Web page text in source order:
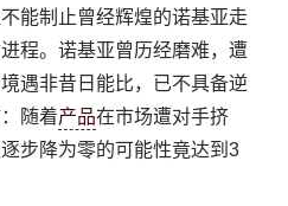
能制止曾经辉煌的诺基亚走
程。诺基亚曾历经磨难，遭
遇非昔日能比，已不具备逆
随着产品在市场遭对手挤
步降为零的可能性竟达到3